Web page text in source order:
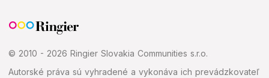
© 2010 - 2026 Ringier Slovakia Communities s.r.o.
Autorské práva sú vyhradené a vykonáva ich prevádzkovateľ